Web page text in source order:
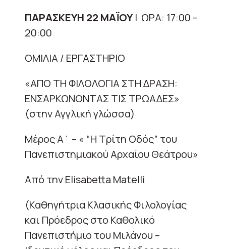
ΠΑΡΑΣΚΕΥΗ 22 ΜΑΪΟΥ| ΩΡΑ: 17:00 –
20:00
ΟΜΙΛΙΑ / ΕΡΓΑΣΤΗΡΙΟ
«ΑΠΟ ΤΗ ΦΙΛΟΛΟΓΙΑ ΣΤΗ ΔΡΑΣΗ:
ΕΝΣΑΡΚΩΝΟΝΤΑΣ ΤΙΣ ΤΡΩΑΔΕΣ»
(στην Αγγλική γλώσσα)
Μέρος Α΄ – « “Η Τρίτη Οδός” του
Πανεπιστημιακού Αρχαίου Θεάτρου»
Από την Elisabetta Matelli
(Καθηγήτρια Κλασικής Φιλολογίας
και Πρόεδρος στο Καθολικό
Πανεπιστήμιο του Μιλάνου –